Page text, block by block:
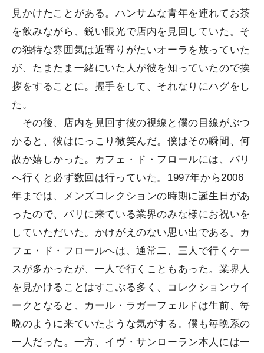
見かけたことがある。ハンサムな青年を連れてお茶
を飲みながら、鋭い眼光で店内を見回していた。そ
の独特な雰囲気は近寄りがたいオーラを放っていた
が、たまたま一緒にいた人が彼を知っていたので挨
拶をすることに。握手をして、それなりにハグをし
た。
その後、店内を見回す彼の視線と僕の目線がぶつ
かると、彼はにっこり微笑んだ。僕はその瞬間、何
故か嬉しかった。カフェ・ド・フロールには、パリ
へ行くと必ず数回は行っていた。1997年から2006
年までは、メンズコレクションの時期に誕生日があ
ったので、パリに来ている業界のみな様にお祝いを
していただいた。かけがえのない思い出である。カ
フェ・ド・フロールへは、通常二、三人で行くケー
スが多かったが、一人で行くこともあった。業界人
を見かけることはすこぶる多く、コレクションウイ
ークとなると、カール・ラガーフェルドは生前、毎
晩のように来ていたような気がする。僕も毎晩系の
一人だった。一方、イヴ・サンローラン本人には一